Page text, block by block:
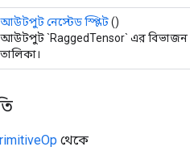
আউটপুট নেস্টেড স্প্লিট()
আউটপুট `RaggedTensor` এর বিভাজন
তালিকা।
থেকে